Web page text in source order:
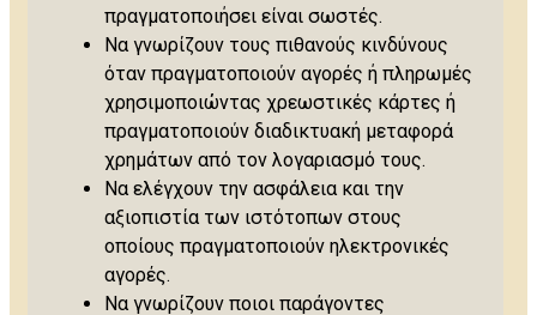
πραγματοποιήσει είναι σωστές.
Να γνωρίζουν τους πιθανούς κινδύνους
όταν πραγματοποιούν αγορές ή πληρωμές
χρησιμοποιώντας χρεωστικές κάρτες ή
πραγματοποιούν διαδικτυακή μεταφορά
χρημάτων από τον λογαριασμό τους.
Να ελέγχουν την ασφάλεια και την
αξιοπιστία των ιστότοπων στους
οποίους πραγματοποιούν ηλεκτρονικές
αγορές.
Να γνωρίζουν ποιοι παράγοντες